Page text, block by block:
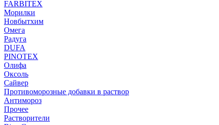
FARBITEX
Морилки
Новбытхим
Омега
Радуга
DUFA
PINOTEX
Олифа
Оксоль
Сайвер
Противоморозные добавки в раствор
Антимороз
Прочее
Растворители